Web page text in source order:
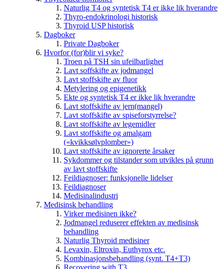
Naturlig T4 og syntetisk T4 er ikke lik hverandre
Thyro-endokrinologi historisk
Thyroid USP historisk
Dagboker
Private Dagboker
Hvorfor (for)blir vi syke?
Troen på TSH sin ufeilbarlighet
Lavt soffskifte av jodmangel
Lavt stoffskifte av fluor
Metylering og epigenetikk
Ekte og syntetisk T4 er ikke lik hverandre
Lavt stoffskifte av jern(mangel)
Lavt stoffskifte av spiseforstyrrelse?
Lavt stoffskifte av legemidler
Lavt stoffskifte og amalgam
(«kvikksølvplomber»)
Lavt stoffskifte av ignorerte årsaker
Sykdommer og tilstander som utvikles på grunn
av lavt stoffskifte
Feildiagnoser: funksjonelle lidelser
Feildiagnoser
Medisinalindustri
Medisinsk behandling
Virker medisinen ikke?
Jodmangel reduserer effekten av medisinsk
behandling
Naturlig Thyroid medisiner
Levaxin, Eltroxin, Euthyrox etc.
Kombinasjonsbehandling (synt. T4+T3)
Recovering with T3